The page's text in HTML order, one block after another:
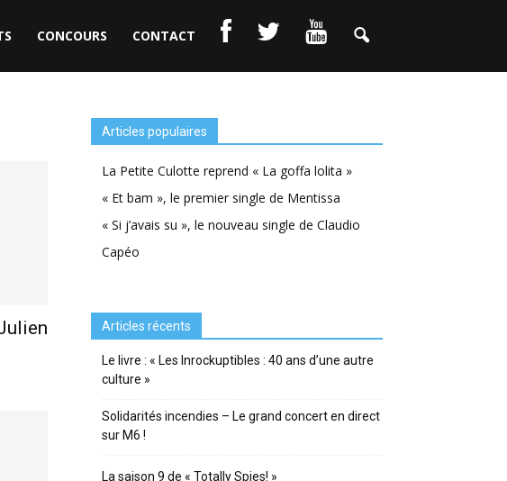
CONCOURS CONTACT
Articles populaires
La Petite Culotte reprend « La goffa lolita »
« Et bam », le premier single de Mentissa
« Si j’avais su », le nouveau single de Claudio
Capéo
Articles récents
Le livre : « Les Inrockuptibles : 40 ans d’une autre
culture »
Solidarités incendies – Le grand concert en direct
sur M6 !
La saison 9 de « Totally Spies! »